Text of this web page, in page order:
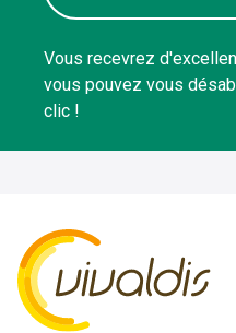
Vous recevrez
vous pouvez vous
clic !